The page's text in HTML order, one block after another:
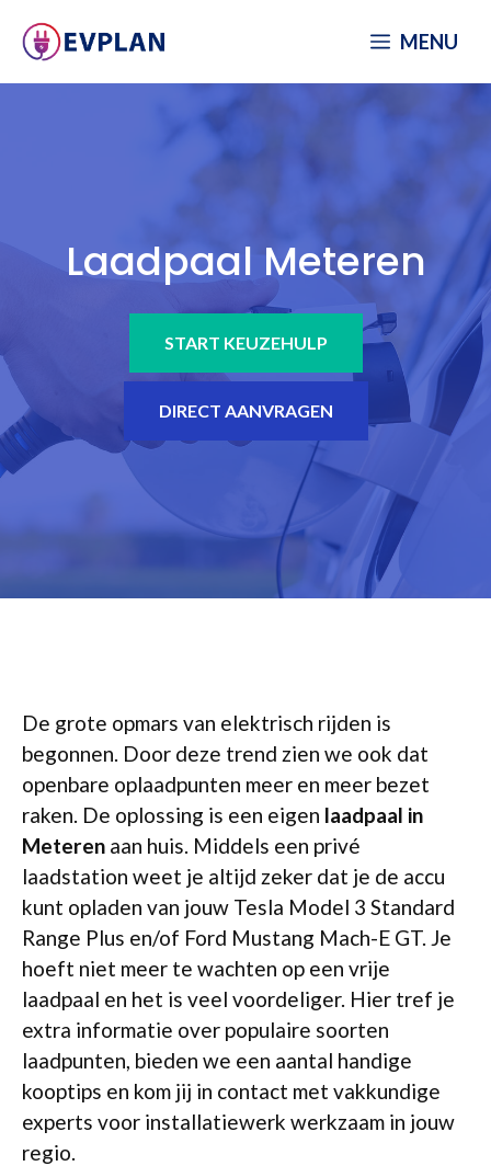
naar
MENU
Laadpaal Meteren
START KEUZEHULP
DIRECT AANVRAGEN
De grote opmars van elektrisch rijden is
begonnen. Door deze trend zien we ook dat
openbare oplaadpunten meer en meer bezet
raken. De oplossing is een eigen laadpaal in
Meteren aan huis. Middels een privé
laadstation weet je altijd zeker dat je de accu
kunt opladen van jouw Tesla Model 3 Standard
Range Plus en/of Ford Mustang Mach-E GT. Je
hoeft niet meer te wachten op een vrije
laadpaal en het is veel voordeliger. Hier tref je
extra informatie over populaire soorten
laadpunten, bieden we een aantal handige
kooptips en kom jij in contact met vakkundige
experts voor installatiewerk werkzaam in jouw
regio.